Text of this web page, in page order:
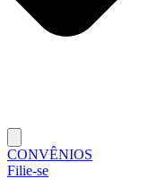
CONVÊNIOS
Filie-se